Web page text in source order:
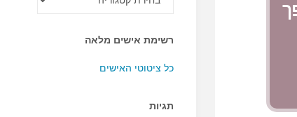
הקטגוריות
רשימת אישים מלאה
כל ציטוטי האישים
תגיות